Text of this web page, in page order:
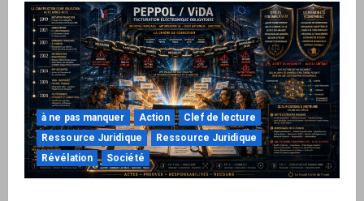
à ne pas manquer Action
Clef de lecture
Ressource Juridique
Ressource Juridique
Révélation
Société